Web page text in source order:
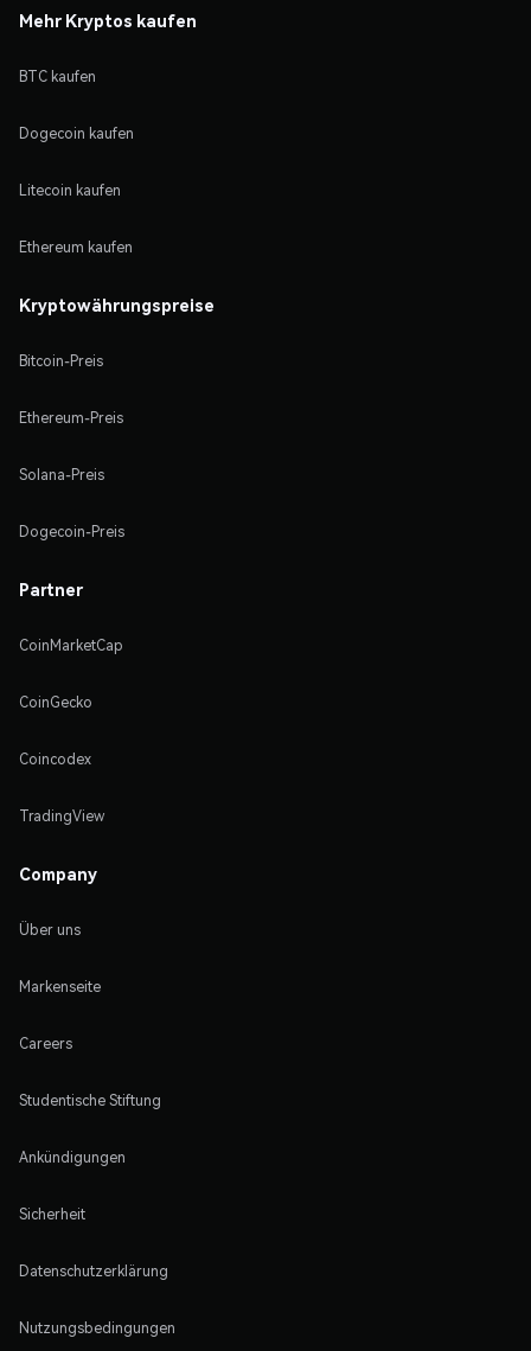
Mehr Kryptos kaufen
BTC kaufen
Dogecoin kaufen
Litecoin kaufen
Ethereum kaufen
Kryptowährungspreise
Bitcoin-Preis
Ethereum-Preis
Solana-Preis
Dogecoin-Preis
Partner
CoinMarketCap
CoinGecko
Coincodex
TradingView
Company
Über uns
Markenseite
Careers
Studentische Stiftung
Ankündigungen
Sicherheit
Datenschutzerklärung
Nutzungsbedingungen